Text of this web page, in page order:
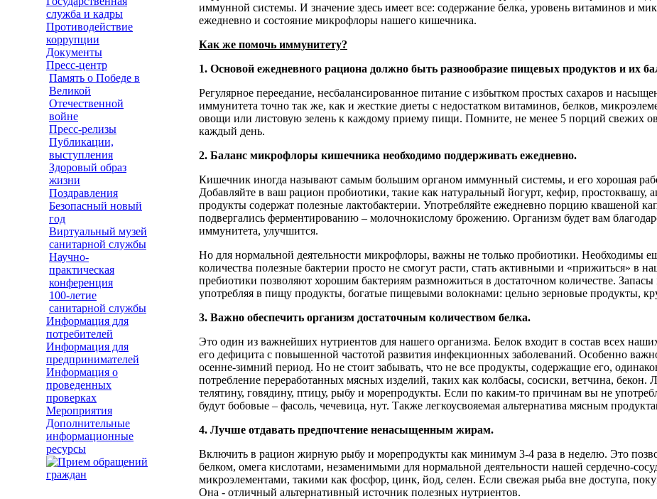
служба и кадры
Противодействие
коррупции
Документы
Пресс-центр
Память о Победе в
Великой
Отечественной
войне
Пресс-релизы
Публикации,
выступления
Здоровый образ
жизни
Поздравления
Безопасный новый
год
Виртуальный музей
санитарной службы
Научно-
практическая
конференция
100-летие
санитарной службы
Информация для
потребителей
Информация для
предпринимателей
Информация о
проведенных
проверках
Мероприятия
Дополнительные
информационные
ресурсы
иммунной системы. И значение здесь имеет все: содержание белка, уровень витаминов и
ежедневно и состояние микрофлоры нашего кишечника.
Как же помочь иммунитету?
1. Основой ежедневного рациона должно быть разнообразие пищевых продуктов и их
Регулярное переедание, несбалансированное питание с избытком простых сахаров и
иммунитета точно так же, как и жесткие диеты с недостатком витаминов, белков,
овощи или листовую зелень к каждому приему пищи. Помните, не менее 5 порций свежих
каждый день.
2. Баланс микрофлоры кишечника необходимо поддерживать ежедневно.
Кишечник иногда называют самым большим органом иммунный системы, и его хорошая
Добавляйте в ваш рацион пробиотики, такие как натуральный йогурт, кефир, простоквашу,
продукты содержат полезные лактобактерии. Употребляйте ежедневно порцию квашеной
подвергались ферментированию – молочнокислому брожению. Организм будет вам
иммунитета, улучшится.
Но для нормальной деятельности микрофлоры, важны не только пробиотики. Необходимы
количества полезные бактерии просто не смогут расти, стать активными и «прижиться» в
пребиотики позволяют хорошим бактериям размножиться в достаточном количестве.
употребляя в пищу продукты, богатые пищевыми волокнами: цельно зерновые продукты,
3. Важно обеспечить организм достаточным количеством белка.
Это один из важнейших нутриентов для нашего организма. Белок входит в состав всех
его дефицита с повышенной частотой развития инфекционных заболеваний. Особенно
осенне-зимний период. Но не стоит забывать, что не все продукты, содержащие его,
потребление переработанных мясных изделий, таких как колбасы, сосиски, ветчина,
телятину, говядину, птицу, рыбу и морепродукты. Если по каким-то причинам вы не
будут бобовые – фасоль, чечевица, нут. Также легкоусвояемая альтернатива мясным
4. Лучше отдавать предпочтение ненасыщенным жирам.
Включить в рацион жирную рыбу и морепродукты как минимум 3-4 раза в неделю. Это
белком, омега кислотами, незаменимыми для нормальной деятельности нашей сердечно-
микроэлементами, такими как фосфор, цинк, йод, селен. Если свежая рыба вне доступа,
Она - отличный альтернативный источник полезных нутриентов.